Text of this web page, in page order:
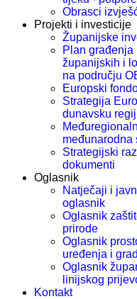
Obrasci
Projekti i investicije
Županijske
Plan građenja
županijskih i
na području
Europski
Strategija
dunavsku
međunarodna
Strategijski
dokumenti
Oglasnik
Natječaji i
oglasnik
Oglasnik
prirode
Oglasnik
uređenja i
Oglasnik
linijskog
Kontakt